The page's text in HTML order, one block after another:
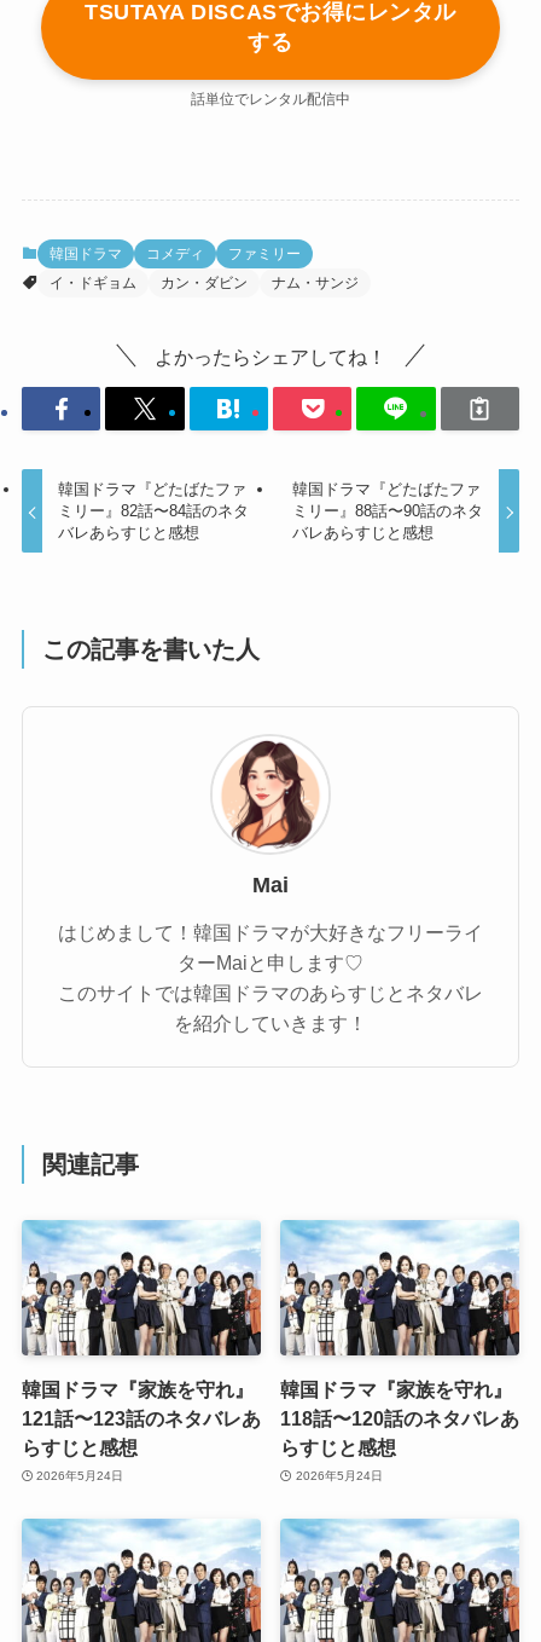
TSUTAYA DISCASでお得にレンタル
する
話単位でレンタル配信中
韓国ドラマ コメディ
ファミリー
イ・ドギョム
カン・ダビン ナム・サンジ
よかったらシェアしてね！
韓国ドラマ『どたばたファ
ミリー』82話〜84話のネタ
バレあらすじと感想
韓国ドラマ『どたばたファ
ミリー』88話〜90話のネタ
バレあらすじと感想
この記事を書いた人
Mai
はじめまして！韓国ドラマが大好きなフリーライ
ターMaiと申します♡
このサイトでは韓国ドラマのあらすじとネタバレ
を紹介していきます！
関連記事
韓国ドラマ『家族を守れ』
121話〜123話のネタバレあ
らすじと感想
2026年5月24日
韓国ドラマ『家族を守れ』
118話〜120話のネタバレあ
らすじと感想
2026年5月24日